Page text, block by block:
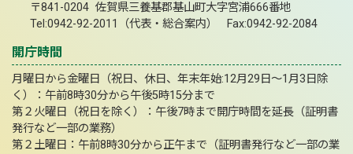
〒841-0204 佐賀県三養基郡基山町大字宮浦666番地
Tel:0942-92-2011（代表・総合案内） Fax:0942-92-2084
開庁時間
月曜日から金曜日（祝日、休日、年末年始:12月29日～1月3日除
く）：午前8時30分から午後5時15分まで
第２火曜日（祝日を除く）：午後7時まで開庁時間を延長（証明書
発行など一部の業務）
第２土曜日：午前8時30分から正午まで（証明書発行など一部の業